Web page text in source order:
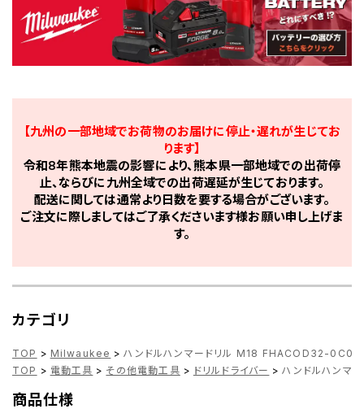
【九州の一部地域でお荷物のお届けに停止・遅れが生じてお
ります】
令和8年熊本地震の影響により、熊本県一部地域での出荷停
止、ならびに九州全域での出荷遅延が生じております。
配送に関しては通常より日数を要する場合がございます。
ご注文に際しましてはご了承くださいます様お願い申し上げま
す。
カテゴリ
TOP > Milwaukee > ハンドルハンマードリル M18 FHACOD32-
TOP > 電動工具 > その他電動工具 > ドリルドライバー > ハンドルハン
商品仕様